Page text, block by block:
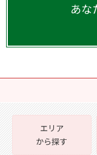
あな
エリア
から探す